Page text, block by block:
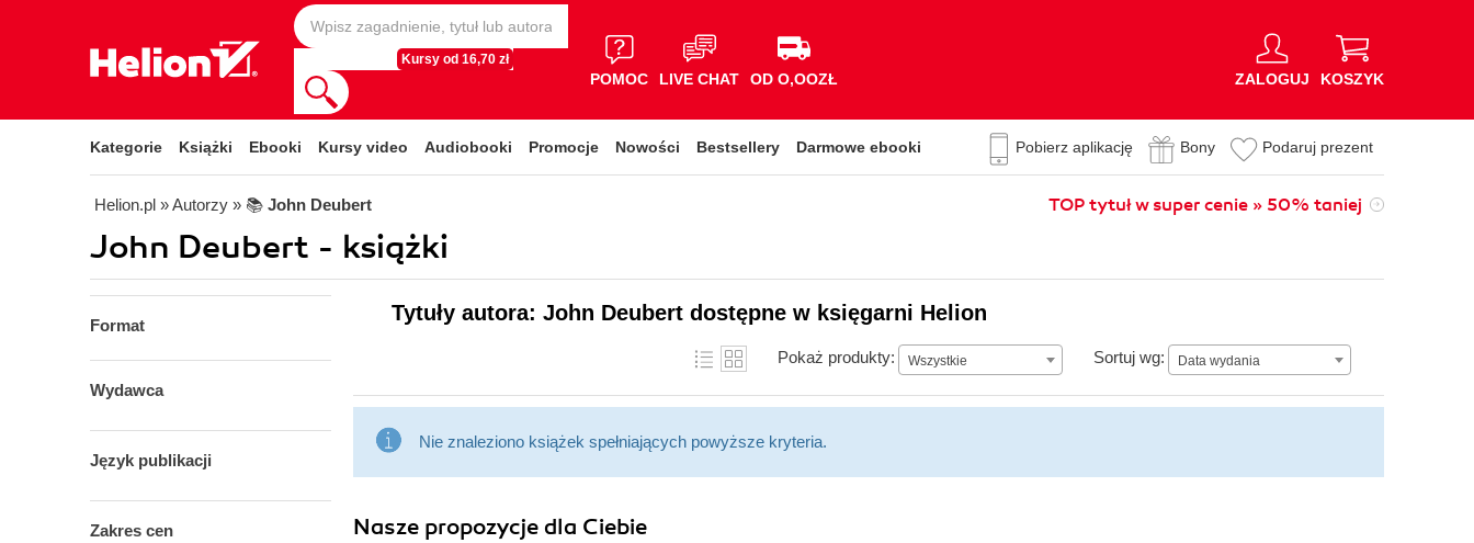
Kursy od 16,70 zł
POMOC LIVE CHAT OD O,OOZŁ ZALOGUJ KOSZYK
Kategorie Książki Ebooki Kursy video Audiobooki Promocje Nowości Bestsellery Darmowe ebooki Pobierz aplikację Bony Podaruj prezent
Helion.pl » Autorzy » 📚 John Deubert TOP tytuł w super cenie » 50% taniej
John Deubert - książki
Format
Wydawca
Język publikacji
Zakres cen
Tytuły autora: John Deubert dostępne w księgarni Helion
Pokaż produkty: Wszystkie Sortuj wg: Data wydania
Data wydania
Nie znaleziono książek spełniających powyższe kryteria.
Nasze propozycje dla Ciebie